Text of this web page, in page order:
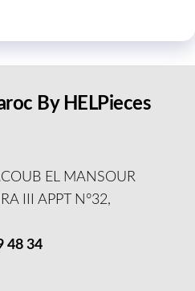
By HELPieces
EL MANSOUR
III APPT N°32,
48 34